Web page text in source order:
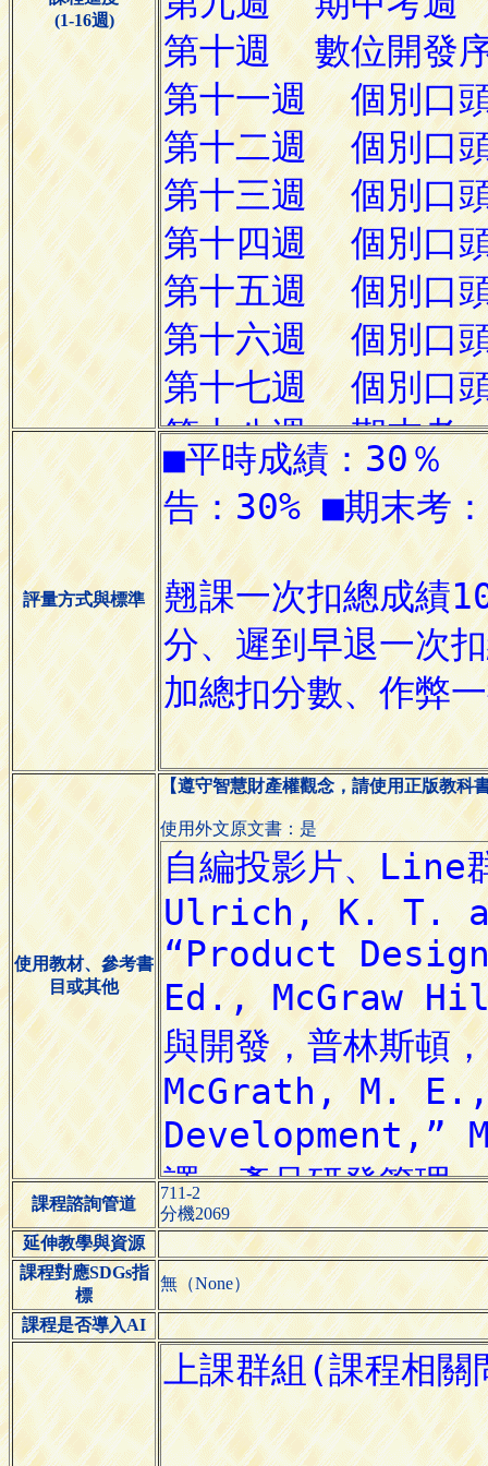
(1-16週)
評量方式與標準
使用教材、參考書
目或其他
【遵守智慧財產權觀念，請使用正版教科
使用外文原文書：是
課程諮詢管道
711-2
分機2069
延伸教學與資源
課程對應SDGs指
標
無（None）
課程是否導入AI